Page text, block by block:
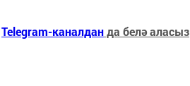
Telegram-каналданда белә аласыз